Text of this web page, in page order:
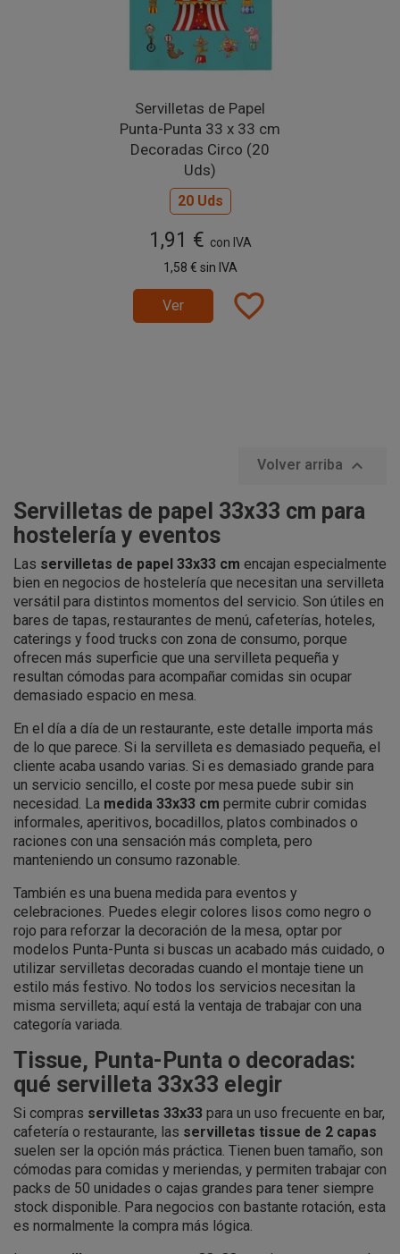
Servilletas de Papel
Punta-Punta 33 x 33 cm
Decoradas Circo (20
Uds)
20 Uds
1,91 € con IVA
1,58 € sin IVA
Ver favorite_border
Volver arriba 
Servilletas de papel 33x33 cm para
hostelería y eventos
Las servilletas de papel 33x33 cm encajan especialmente
bien en negocios de hostelería que necesitan una servilleta
versátil para distintos momentos del servicio. Son útiles en
bares de tapas, restaurantes de menú, cafeterías, hoteles,
caterings y food trucks con zona de consumo, porque
ofrecen más superficie que una servilleta pequeña y
resultan cómodas para acompañar comidas sin ocupar
demasiado espacio en mesa.
En el día a día de un restaurante, este detalle importa más
de lo que parece. Si la servilleta es demasiado pequeña, el
cliente acaba usando varias. Si es demasiado grande para
un servicio sencillo, el coste por mesa puede subir sin
necesidad. La medida 33x33 cm permite cubrir comidas
informales, aperitivos, bocadillos, platos combinados o
raciones con una sensación más completa, pero
manteniendo un consumo razonable.
También es una buena medida para eventos y
celebraciones. Puedes elegir colores lisos como negro o
rojo para reforzar la decoración de la mesa, optar por
modelos Punta-Punta si buscas un acabado más cuidado, o
utilizar servilletas decoradas cuando el montaje tiene un
estilo más festivo. No todos los servicios necesitan la
misma servilleta; aquí está la ventaja de trabajar con una
categoría variada.
Tissue, Punta-Punta o decoradas:
qué servilleta 33x33 elegir
Si compras servilletas 33x33 para un uso frecuente en bar,
cafetería o restaurante, las servilletas tissue de 2 capas
suelen ser la opción más práctica. Tienen buen tamaño, son
cómodas para comidas y meriendas, y permiten trabajar con
packs de 50 unidades o cajas grandes para tener siempre
stock disponible. Para negocios con bastante rotación, esta
es normalmente la compra más lógica.